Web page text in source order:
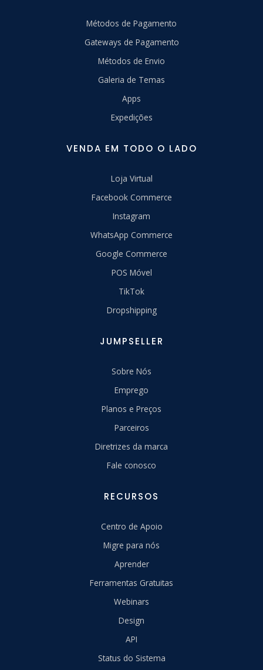
Métodos de Pagamento
Gateways de Pagamento
Métodos de Envio
Galeria de Temas
Apps
Expedições
VENDA EM TODO O LADO
Loja Virtual
Facebook Commerce
Instagram
WhatsApp Commerce
Google Commerce
POS Móvel
TikTok
Dropshipping
JUMPSELLER
Sobre Nós
Emprego
Planos e Preços
Parceiros
Diretrizes da marca
Fale conosco
RECURSOS
Centro de Apoio
Migre para nós
Aprender
Ferramentas Gratuitas
Webinars
Design
API
Status do Sistema